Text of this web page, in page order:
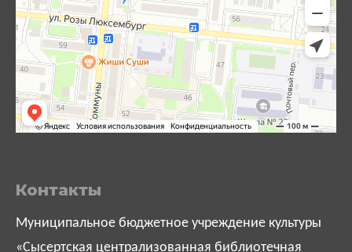
Контакты
Муниципальное бюджетное учреждение культуры
«Сысертская централизованная библиотечная